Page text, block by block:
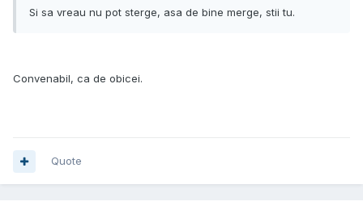
Si sa vreau nu pot sterge, asa de bine merge, stii tu.
Convenabil, ca de obicei.
Quote